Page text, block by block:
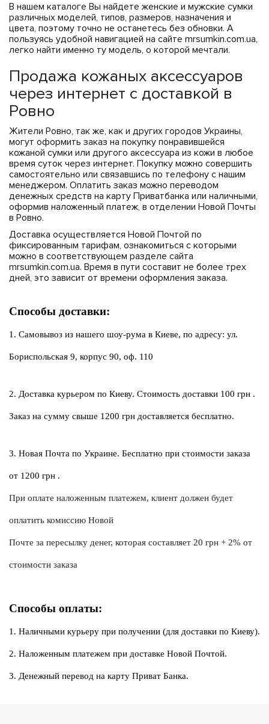
В нашем каталоге Вы найдете женские и мужские сумки
различных моделей, типов, размеров, назначения и
цвета, поэтому точно не останетесь без обновки. А
пользуясь удобной навигацией на сайте mrsumkin.com.ua,
легко найти именно ту модель, о которой мечтали.
Продажа кожаных аксессуаров
через интернет с доставкой в
Ровно
Жители Ровно, так же, как и других городов Украины,
могут оформить заказ на покупку понравившейся
кожаной сумки или другого аксессуара из кожи в любое
время суток через интернет. Покупку можно совершить
самостоятельно или связавшись по телефону с нашим
менеджером. Оплатить заказ можно переводом
денежных средств на карту Приватбанка или наличными,
оформив наложенный платеж, в отделении Новой Почты
в Ровно.
Доставка осуществляется Новой Почтой по
фиксированным тарифам, ознакомиться с которыми
можно в соответствующем разделе сайта
mrsumkin.com.ua. Время в пути составит не более трех
дней, это зависит от времени оформления заказа.
Способы доставки:
1. Самовывоз из нашего шоу-рума в Киеве, по адресу: ул.
Бориспольская 9, корпус 90, оф. 110
2. Доставка курьером по Киеву. Стоимость доставки 100 грн .
Заказ на сумму свыше 1200 грн доставляется бесплатно.
3. Новая Почта по Украине. Бесплатно при стоимости заказа
от 1200 грн .
При оплате наложенным платежем, клиент должен будет
оплатить комиссию Новой
Почте за пересылку денег, которая составляет 20 грн + 2% от
стоимости заказа
Способы оплаты:
1. Наличными курьеру при получении (для доставки по Киеву).
2. Наложенным платежем при доставке Новой Почтой.
3. Денежный перевод на карту Приват Банка.